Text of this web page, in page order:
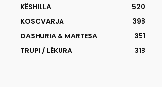
KËSHILLA
520
KOSOVARJA
398
DASHURIA & MARTESA
351
TRUPI / LËKURA
318